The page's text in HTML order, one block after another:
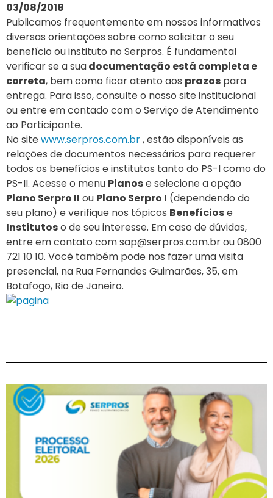
03/08/2018
Publicamos frequentemente em nossos informativos
diversas orientações sobre como solicitar o seu
benefício ou instituto no Serpros. É fundamental
verificar se a suadocumentação está completa e
correta, bem como ficar atento aos prazos para
entrega. Para isso, consulte o nosso site institucional
ou entre em contado com o Serviço de Atendimento
ao Participante.
No sitewww.serpros.com.br, estão disponíveis as
relações de documentos necessários para requerer
todos os benefícios e institutos tanto do PS-I como do
PS-II. Acesse o menu Planose selecione a opção
Plano Serpro II ou Plano Serpro I (dependendo do
seu plano) e verifique nos tópicos Benefíciose
Institutoso de seu interesse. Em caso de dúvidas,
entre em contato comsap@serpros.com.brou 0800
721 10 10. Você também pode nos fazer uma visita
presencial, na Rua Fernandes Guimarães, 35, em
Botafogo, Rio de Janeiro.